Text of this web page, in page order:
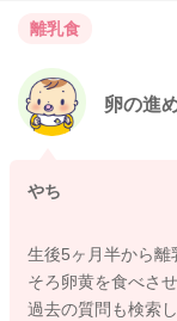
離乳食
卵の進
やち
生後5ヶ月半から離
そろ卵黄を食べさ
過去の質問も検索